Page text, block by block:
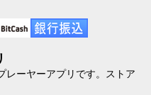
レーヤーアプリです。ストア